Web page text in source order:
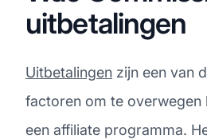
uitbetalingen
Uitbetalingen zijn een van
factoren om te overwegen
een affiliate programma.